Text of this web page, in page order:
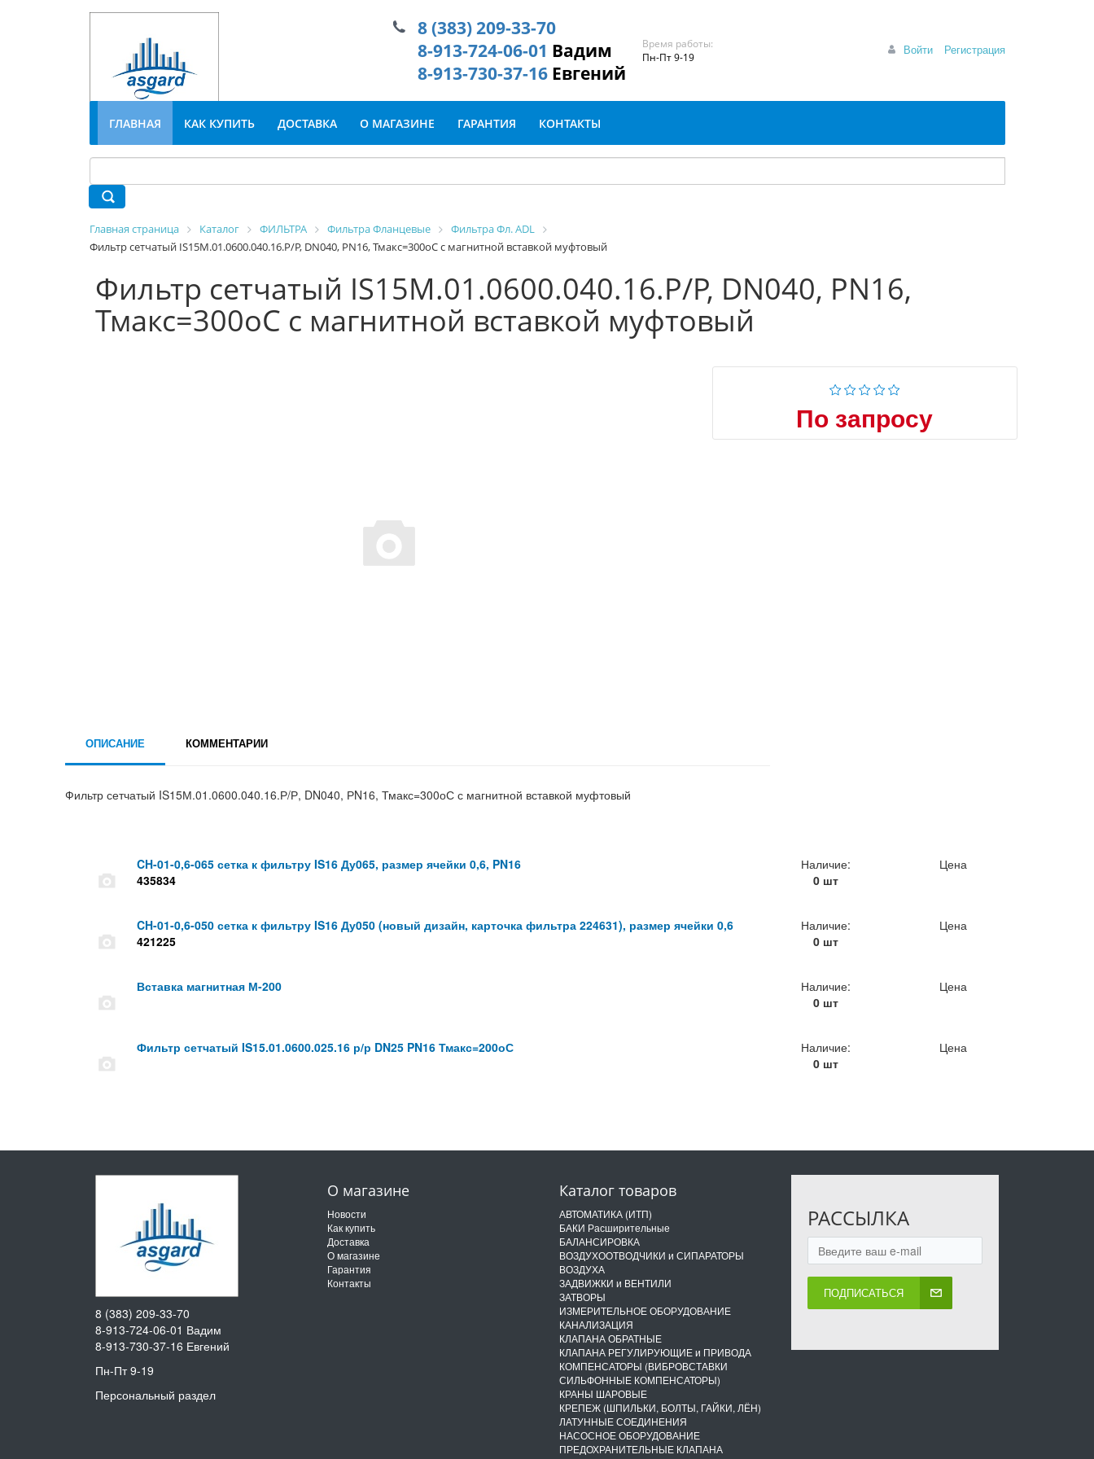
Войти Регистрация
8 (383) 209-33-70
8-913-724-06-01 Вадим
8-913-730-37-16 Евгений
Время работы:
Пн-Пт 9-19
ГЛАВНАЯ КАК КУПИТЬ ДОСТАВКА О МАГАЗИНЕ ГАРАНТИЯ КОНТАКТЫ
Главная страница Каталог ФИЛЬТРА Фильтра Фланцевые
Фильтра Фл. ADL
Фильтр сетчатый IS15М.01.0600.040.16.Р/Р, DN040, РN16, Тмакс=300оС с магнитной вставкой муфтовый
Фильтр сетчатый IS15М.01.0600.040.16.Р/Р, DN040, РN16,
Тмакс=300оС с магнитной вставкой муфтовый
По запросу
ОПИСАНИЕ КОММЕНТАРИИ
Фильтр сетчатый IS15М.01.0600.040.16.Р/Р, DN040, РN16, Тмакс=300оС с магнитной вставкой муфтовый
CH-01-0,6-065 сетка к фильтру IS16 Ду065, размер ячейки 0,6, PN16
435834
Наличие:
0 шт
Цена
CH-01-0,6-050 сетка к фильтру IS16 Ду050 (новый дизайн, карточка фильтра 224631), размер ячейки 0,6
421225
Наличие:
0 шт
Цена
Вставка магнитная М-200
Наличие:
0 шт
Цена
Фильтр сетчатый IS15.01.0600.025.16 р/р DN25 PN16 Тмакс=200оС
Наличие:
0 шт
Цена
О магазине
Новости
Как купить
Доставка
О магазине
Гарантия
Контакты
Каталог товаров
АВТОМАТИКА (ИТП)
БАКИ Расширительные
БАЛАНСИРОВКА
ВОЗДУХООТВОДЧИКИ и СИПАРАТОРЫ
ВОЗДУХА
ЗАДВИЖКИ и ВЕНТИЛИ
ЗАТВОРЫ
ИЗМЕРИТЕЛЬНОЕ ОБОРУДОВАНИЕ
КАНАЛИЗАЦИЯ
КЛАПАНА ОБРАТНЫЕ
КЛАПАНА РЕГУЛИРУЮЩИЕ и ПРИВОДА
КОМПЕНСАТОРЫ (ВИБРОВСТАВКИ
СИЛЬФОННЫЕ КОМПЕНСАТОРЫ)
КРАНЫ ШАРОВЫЕ
КРЕПЕЖ (ШПИЛЬКИ, БОЛТЫ, ГАЙКИ, ЛЁН)
ЛАТУННЫЕ СОЕДИНЕНИЯ
НАСОСНОЕ ОБОРУДОВАНИЕ
ПРЕДОХРАНИТЕЛЬНЫЕ КЛАПАНА
РАССЫЛКА
ПОДПИСАТЬСЯ
8 (383) 209-33-70
8-913-724-06-01 Вадим
8-913-730-37-16 Евгений
Пн-Пт 9-19
Персональный раздел